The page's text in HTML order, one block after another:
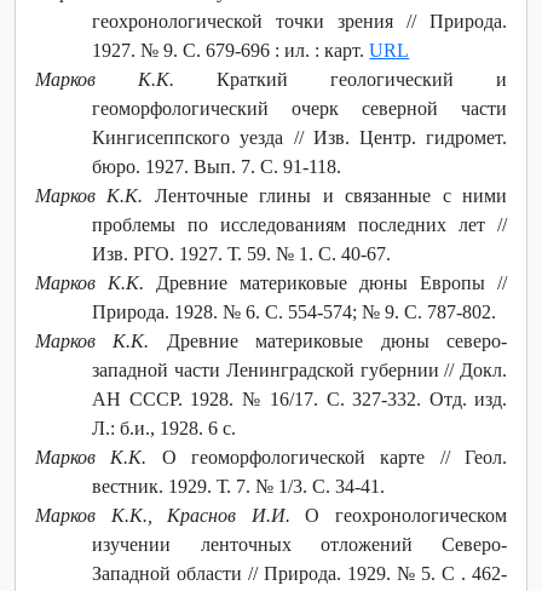
геохронологической точки зрения // Природа.
1927. № 9. С. 679-696 : ил. : карт.URL
Марков К.К. Краткий геологический и
геоморфологический очерк северной части
Кингисеппского уезда // Изв. Центр. гидромет.
бюро. 1927. Вып. 7. С. 91-118.
Марков К.К. Ленточные глины и связанные с ними
проблемы по исследованиям последних лет //
Изв. РГО. 1927. Т. 59. № 1. С. 40-67.
Марков К.К. Древние материковые дюны Европы //
Природа. 1928. № 6. С. 554-574; № 9. С. 787-802.
Марков К.К. Древние материковые дюны северо-
западной части Ленинградской губернии // Докл.
АН СССР. 1928. № 16/17. С. 327-332. Отд. изд.
Л.: б.и., 1928. 6 с.
Марков К.К. О геоморфологической карте // Геол.
вестник. 1929. Т. 7. № 1/3. С. 34-41.
Марков К.К., Краснов И.И.О геохронологическом
изучении ленточных отложений Северо-
Западной области // Природа. 1929. № 5. С . 462-